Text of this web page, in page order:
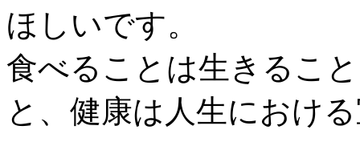
ほしいです。
食べることは生きるこ
と、健康は人生におけ